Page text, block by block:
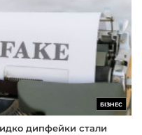
БІЗНЕС
дипфейки стали